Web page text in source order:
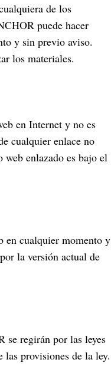
de los
puede hacer
y sin previo aviso.
los materiales.
en Internet y no es
cualquier enlace no
enlazado es bajo el
en cualquier momento y
la versión actual de
se regirán por las leyes
provisiones de la ley.